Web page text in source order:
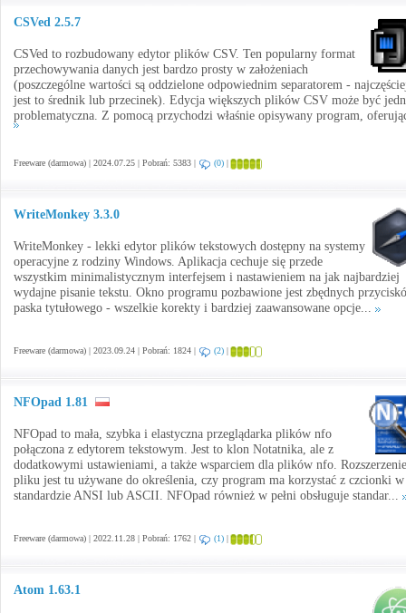
CSVed 2.5.7
CSVed to rozbudowany edytor plików CSV. Ten popularny format
przechowywania danych jest bardzo prosty w założeniach
(poszczególne wartości są oddzielone odpowiednim separatorem -
jest to średnik lub przecinek). Edycja większych plików CSV może być
problematyczna. Z pomocą przychodzi właśnie opisywany program,
Freeware (darmowa) | 2024.07.25 | Pobrań: 5383 | (0) |
WriteMonkey 3.3.0
WriteMonkey - lekki edytor plików tekstowych dostępny na systemy
operacyjne z rodziny Windows. Aplikacja cechuje się przede
wszystkim minimalistycznym interfejsem i nastawieniem na jak najbardziej
wydajne pisanie tekstu. Okno programu pozbawione jest zbędnych
paska tytułowego - wszelkie korekty i bardziej zaawansowane opcje...
Freeware (darmowa) | 2023.09.24 | Pobrań: 1824 | (2) |
NFOpad 1.81
NFOpad to mała, szybka i elastyczna przeglądarka plików nfo
połączona z edytorem tekstowym. Jest to klon Notatnika, ale z
dodatkowymi ustawieniami, a także wsparciem dla plików nfo. Rozszerzenie
pliku jest tu używane do określenia, czy program ma korzystać z czcionki w
standardzie ANSI lub ASCII. NFOpad również w pełni obsługuje standar...
Freeware (darmowa) | 2022.11.28 | Pobrań: 1762 | (1) |
Atom 1.63.1